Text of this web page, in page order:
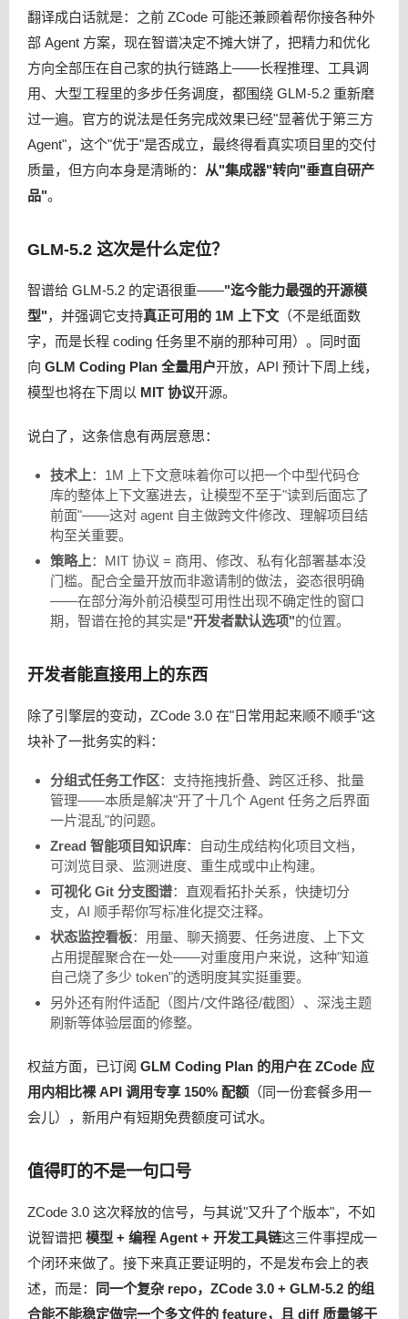
翻译成白话就是：之前 ZCode 可能还兼顾着帮你接各种外
部 Agent 方案，现在智谱决定不摊大饼了，把精力和优化
方向全部压在自己家的执行链路上——长程推理、工具调
用、大型工程里的多步任务调度，都围绕 GLM-5.2 重新磨
过一遍。官方的说法是任务完成效果已经"显著优于第三方
Agent"，这个"优于"是否成立，最终得看真实项目里的交付
质量，但方向本身是清晰的： 从"集成器"转向"垂直自研产
品"。
GLM-5.2 这次是什么定位？
智谱给 GLM-5.2 的定语很重——"迄今能力最强的开源模
型"，并强调它支持真正可用的 1M 上下文 （不是纸面数
字，而是长程 coding 任务里不崩的那种可用）。同时面
向 GLM Coding Plan 全量用户开放，API 预计下周上线，
模型也将在下周以 MIT 协议开源。
说白了，这条信息有两层意思：
技术上：1M 上下文意味着你可以把一个中型代码仓
库的整体上下文塞进去，让模型不至于"读到后面忘了
前面"——这对 agent 自主做跨文件修改、理解项目结
构至关重要。
策略上：MIT 协议 = 商用、修改、私有化部署基本没
门槛。配合全量开放而非邀请制的做法，姿态很明确
——在部分海外前沿模型可用性出现不确定性的窗口
期，智谱在抢的其实是"开发者默认选项"的位置。
开发者能直接用上的东西
除了引擎层的变动，ZCode 3.0 在"日常用起来顺不顺手"这
块补了一批务实的料：
分组式任务工作区：支持拖拽折叠、跨区迁移、批量
管理——本质是解决"开了十几个 Agent 任务之后界面
一片混乱"的问题。
Zread 智能项目知识库：自动生成结构化项目文档，
可浏览目录、监测进度、重生成或中止构建。
可视化 Git 分支图谱：直观看拓扑关系，快捷切分
支，AI 顺手帮你写标准化提交注释。
状态监控看板：用量、聊天摘要、任务进度、上下文
占用提醒聚合在一处——对重度用户来说，这种"知道
自己烧了多少 token"的透明度其实挺重要。
另外还有附件适配（图片/文件路径/截图）、深浅主题
刷新等体验层面的修整。
权益方面，已订阅 GLM Coding Plan 的用户在 ZCode 应
用内相比裸 API 调用专享 150% 配额 （同一份套餐多用一
会儿），新用户有短期免费额度可试水。
值得盯的不是一句口号
ZCode 3.0 这次释放的信号，与其说"又升了个版本"，不如
说智谱把 模型 + 编程 Agent + 开发工具链这三件事捏成一
个闭环来做了。接下来真正要证明的，不是发布会上的表
述，而是：
同一个复杂 repo，ZCode 3.0 + GLM-5.2 的组
合能不能稳定做完一个多文件的 feature，且 diff 质量够干